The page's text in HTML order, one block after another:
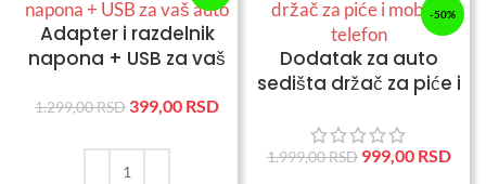
Adapter i razdelnik
napona + USB za vaš
1.299,00RSD 399,00 RSD
-50%
Dodatak za auto
sedišta držač za piće i
1.999,00RSD 999,00 RSD